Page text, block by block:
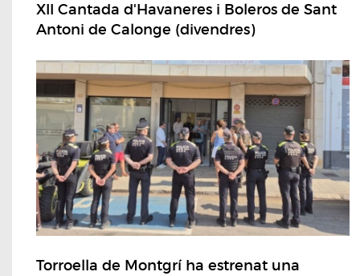
XII Cantada d'Havaneres i Boleros de Sant
Antoni de Calonge (divendres)
Torroella de Montgrí ha estrenat una